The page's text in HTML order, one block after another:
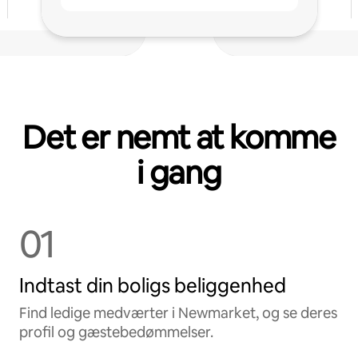
Det er nemt at komme
i gang
01
Indtast din boligs beliggenhed
Find ledige medværter i Newmarket, og se deres
profil og gæstebedømmelser.